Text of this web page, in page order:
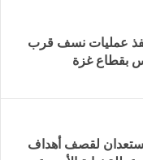
عمليات نسف قرب
بقطاع غزة
لقصف أهداف